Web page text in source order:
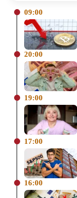
09:00
20:00
19:00
17:00
16:00